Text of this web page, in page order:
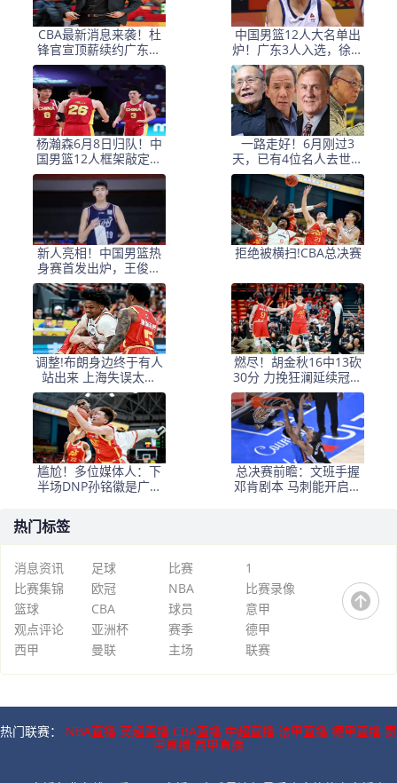
CBA最新消息来袭！杜
锋官宣顶薪续约广东男
篮，杨鸣婉拒执教北控
中国男篮12人大名单出
炉！广东3人入选，徐昕
国家队首秀，胡明轩轮
休
杨瀚森6月8日归队！中
国男篮12人框架敲定，
锋线王牌竟是他？
一路走好！6月刚过3
天，已有4位名人去世，
姚明等人发文悼念
新人亮相！中国男篮热
身赛首发出炉，王俊杰
领衔+徐昕坐镇禁区
拒绝被横扫!CBA总决赛
调整!布朗身边终于有人
站出来 上海失误太多
+犯规困扰
燃尽！胡金秋16中13砍
30分 力挽狂澜延续冠军
悬念
尴尬！多位媒体人：下
半场DNP孙铭徽是广厦
总决赛前瞻：文班手握
邓肯剧本 马刺能开启新
热门标签
消息资讯 足球 比赛
1
比赛集锦
欧冠 NBA
比赛录像
篮球
CBA 球员
意甲
观点评论
亚洲杯 赛季
德甲
西甲
曼联 主场 联赛
热门联赛： NBA直播 英超直播 CBA直播 中超直播 法甲直播 德甲直播 意
甲直播 西甲直播